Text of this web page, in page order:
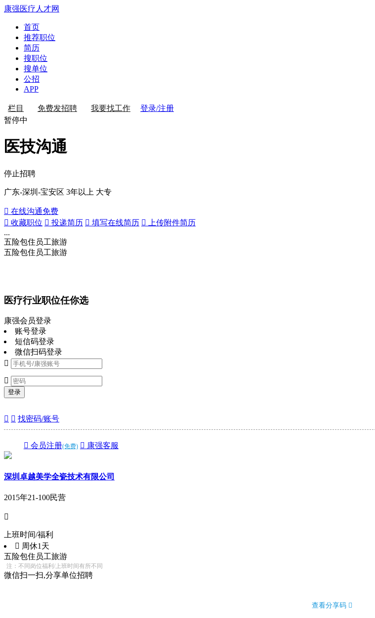
康强医疗人才网
首页
推荐职位
简历
搜职位
搜单位
公招
APP
栏目 免费发招聘 我要找工作
登录/注册
暂停中
医技沟通
停止招聘
广东-深圳-宝安区 3年以上 大专
 在线沟通免费
 收藏职位  投递简历  填写在线简历  上传附件简历
...
五险包住 员工旅游
五险包住 员工旅游
医疗行业职位任你选
康强会员登录
账号登录
短信码登录
微信扫码登录


登录
  找密码/账号
 会员注册(免费)  康强客服
深圳卓越美学全瓷技术有限公司
2015年21-100民营

上班时间/福利
 周休1天
五险包住 员工旅游
注：不同岗位福利/上班时间有所不同
微信扫一扫,分享单位招聘
查看分享码 